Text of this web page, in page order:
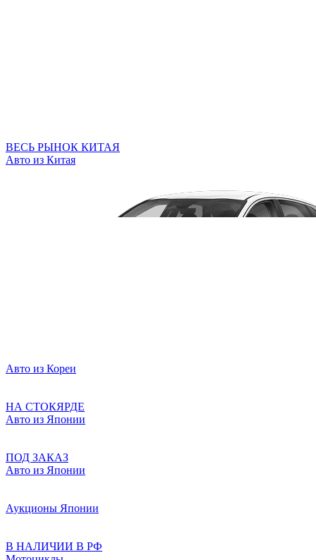
ВЕСЬ РЫНОК КИТАЯ
Авто из Китая
Авто из Кореи
НА СТОКЯРДЕ
Авто из Японии
ПОД ЗАКАЗ
Авто из Японии
Аукционы Японии
В НАЛИЧИИ В РФ